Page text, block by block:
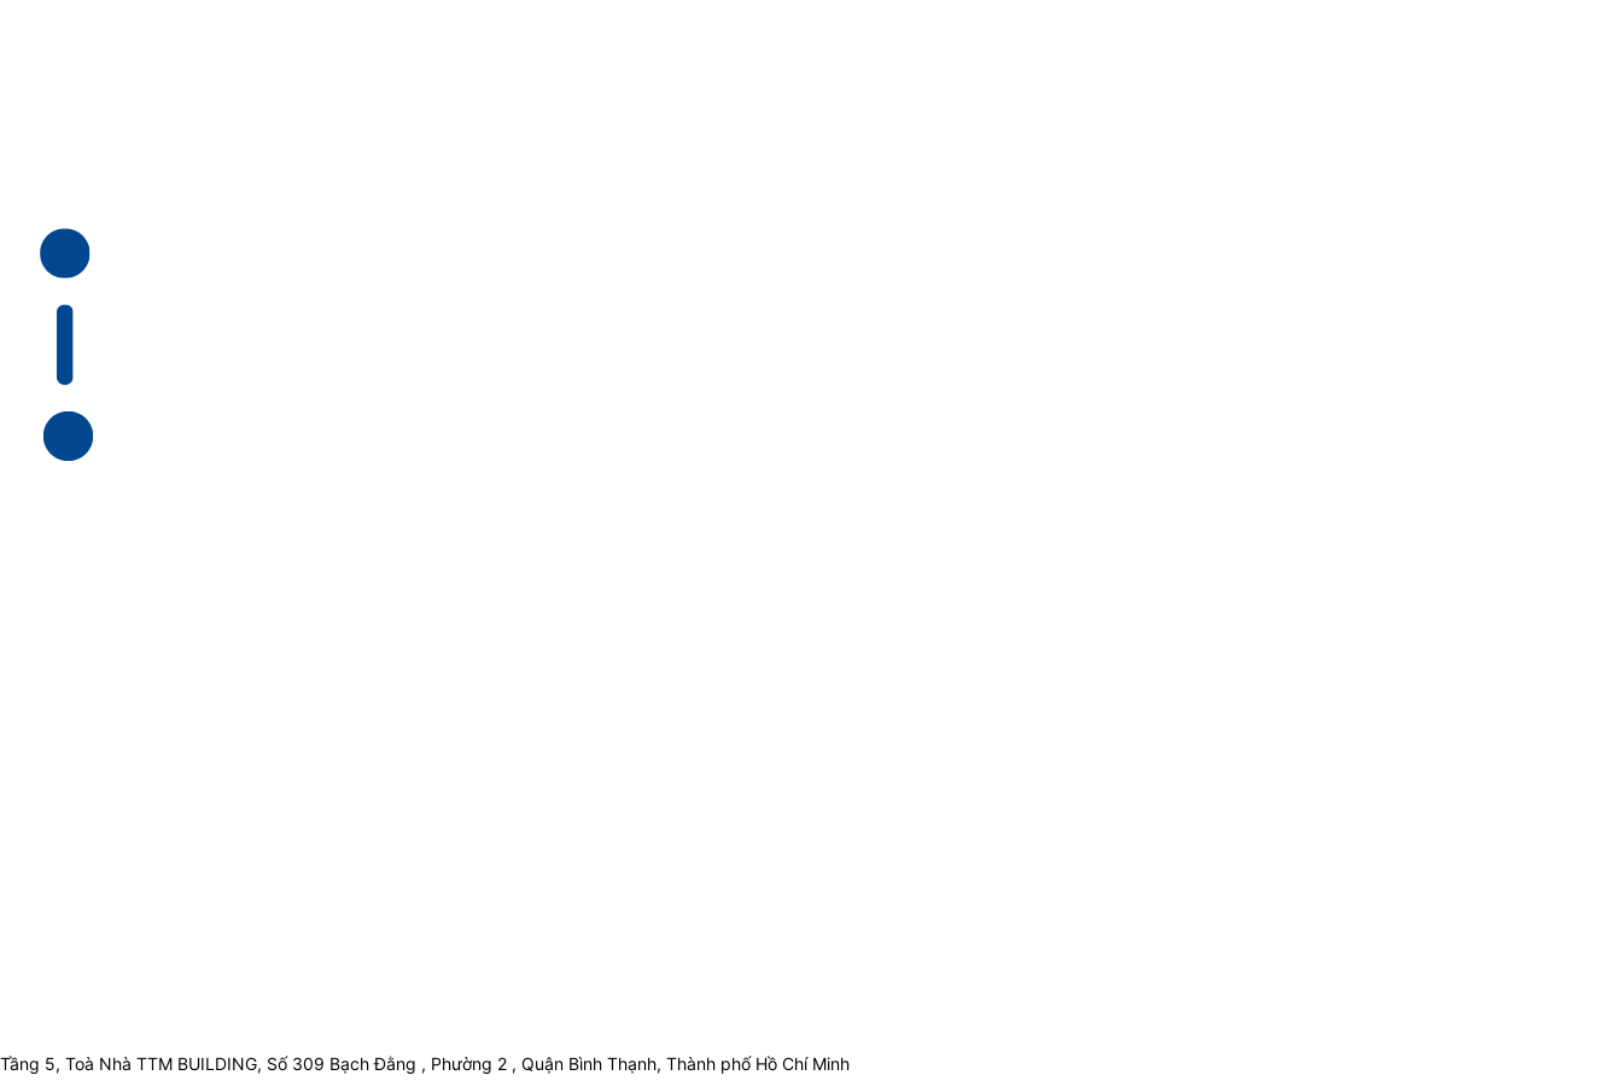
Tầng 5, Toà Nhà TTM BUILDING, Số 309 Bạch Đằng , Phường 2 , Quận Bình Thạnh, Thành phố Hồ Chí Minh